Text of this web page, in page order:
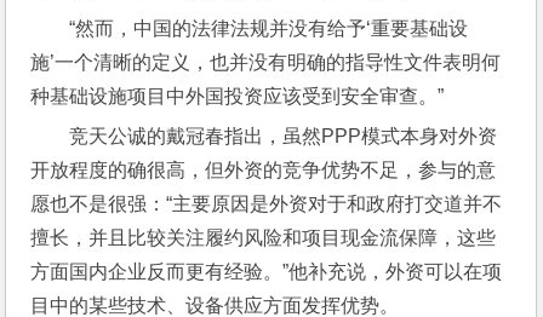
“然而，中国的法律法规并没有给予‘重要基础设
施’一个清晰的定义，也并没有明确的指导性文件表明何
种基础设施项目中外国投资应该受到安全审查。”
竞天公诚的戴冠春指出，虽然PPP模式本身对外资
开放程度的确很高，但外资的竞争优势不足，参与的意
愿也不是很强：“主要原因是外资对于和政府打交道并不
擅长，并且比较关注履约风险和项目现金流保障，这些
方面国内企业反而更有经验。”他补充说，外资可以在项
目中的某些技术、设备供应方面发挥优势。